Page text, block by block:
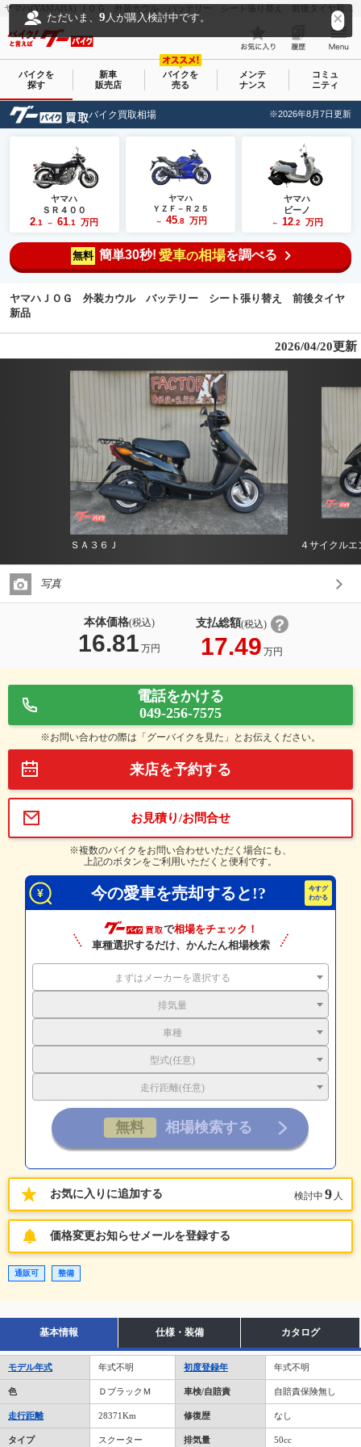
ヤマハ(YAMAHA) ＪＯＧ 外装カウル バッテリー シート張り替え 前後タイヤ新品｜ＦＡＣＴＯＲＹ－Ｋ｜新車・中古バイクなら【グーバイク(GooBike)】
ただいま、9 人が購入検討中です。
バイクを
探す
新車
販売店
バイクを
売る
メンテ
ナンス
コミュ
ニティ
バイク買取相場 ※2026年8月7日更新
ヤマハ
ＳＲ４００
2 .1 ～ 61 .1 万円
ヤマハ
ＹＺＦ－Ｒ２５
～ 45.8 万円
ヤマハ
ビーノ
～ 12.2 万円
無料 簡単30秒! 愛車の相場を調べる
ヤマハＪＯＧ 外装カウル バッテリー シート張り替え 前後タイヤ
新品
2026/04/20更新
ＳＡ３６Ｊ ４サイクル
写真
本体価格(税込)
16.81 万円
支払総額(税込)
17.49 万円
電話をかける
049-256-7575
※お問い合わせの際は「グーバイクを見た」とお伝えください。
来店を予約する
お見積り/お問合せ
※複数のバイクをお問い合わせいただく場合にも、
上記のボタンをご利用いただくと便利です。
今の愛車を売却すると!?
で相場をチェック！
車種選択するだけ、かんたん相場検索
まずはメーカーを選択する
排気量
車種
型式(任意)
走行距離(任意)
お気に入りに追加する 検討中 9 人
価格変更お知らせメールを登録する
通販可 整備
基本情報 仕様・装備 カタログ
モデル年式 年式不明 初度登録年 年式不明
色 ＤブラックＭ 車検/自賠責 自賠責保険無し
走行距離 28371Km 修復歴 なし
タイプ スクーター 排気量 50cc